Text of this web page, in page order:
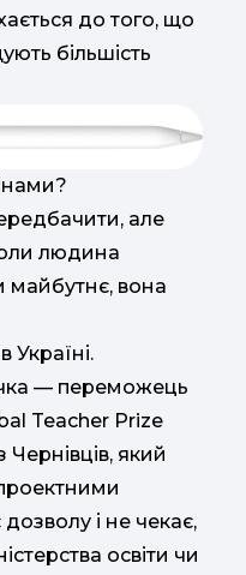
до того, що
більшість
але
людина
майбутнє, вона
Україні.
— переможець
Teacher Prize
Чернівців, який
і не чекає,
освіти чи